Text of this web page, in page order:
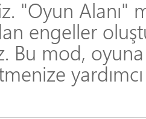
"Oyun Alanı"
engeller
Bu mod,